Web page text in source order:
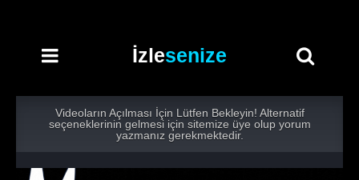
İzlesenize
Videoların Açılması İçin Lütfen Bekleyin! Alternatif
seçeneklerinin gelmesi için sitemize üye olup yorum
yazmanız gerekmektedir.